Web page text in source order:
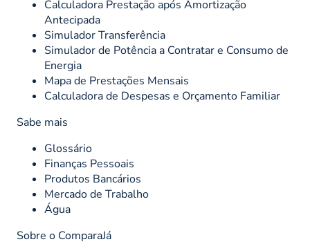
Calculadora Prestação após Amortização
Antecipada
Simulador Transferência
Simulador de Potência a Contratar e Consumo de
Energia
Mapa de Prestações Mensais
Calculadora de Despesas e Orçamento Familiar
Sabe mais
Glossário
Finanças Pessoais
Produtos Bancários
Mercado de Trabalho
Água
Sobre o ComparaJá